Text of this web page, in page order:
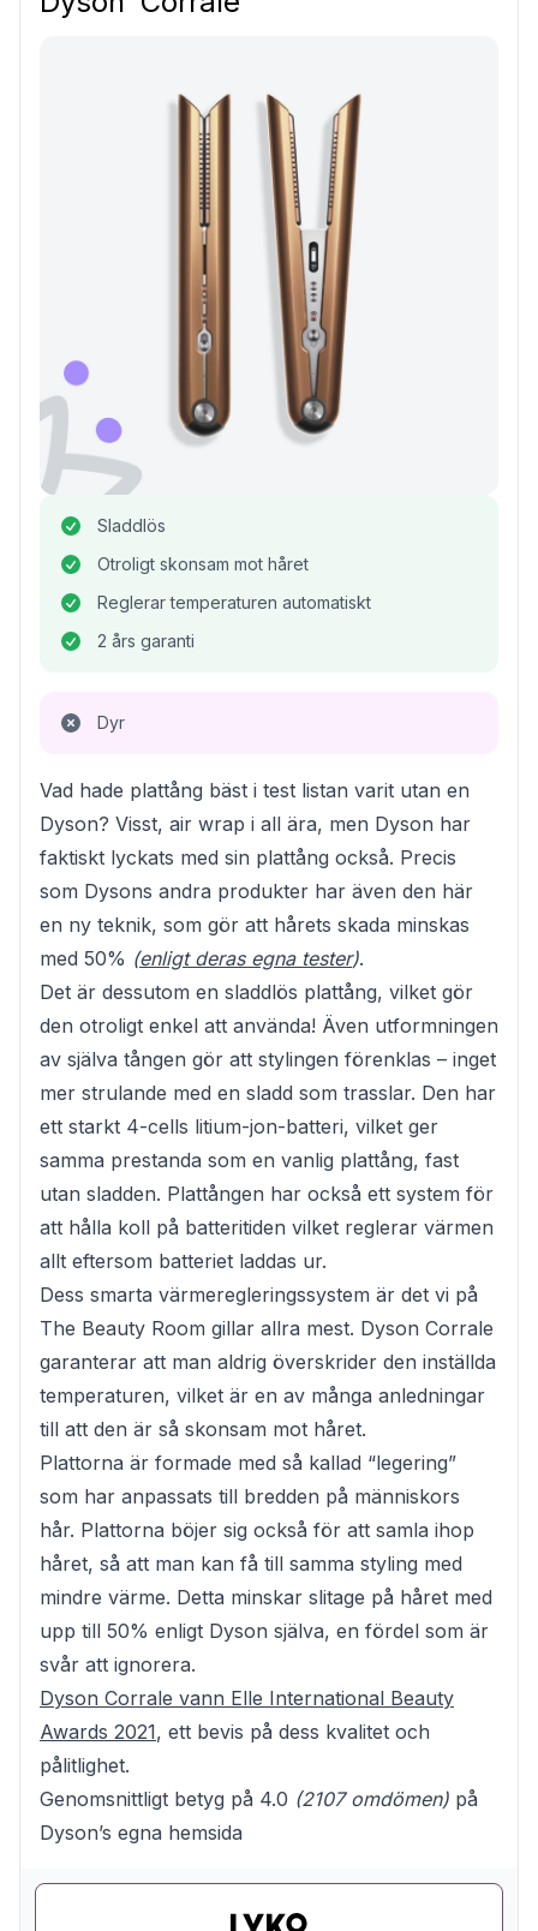
Sladdlös
Otroligt skonsam mot håret
Reglerar temperaturen automatiskt
2 års garanti
Dyr
Vad hade plattång bäst i test listan varit utan en
Dyson? Visst, air wrap i all ära, men Dyson har
faktiskt lyckats med sin plattång också. Precis
som Dysons andra produkter har även den här
en ny teknik, som gör att hårets skada minskas
med 50% (enligt deras egna tester).
Det är dessutom en sladdlös plattång, vilket gör
den otroligt enkel att använda! Även utformningen
av själva tången gör att stylingen förenklas – inget
mer strulande med en sladd som trasslar. Den har
ett starkt 4-cells litium-jon-batteri, vilket ger
samma prestanda som en vanlig plattång, fast
utan sladden. Plattången har också ett system för
att hålla koll på batteritiden vilket reglerar värmen
allt eftersom batteriet laddas ur.
Dess smarta värmeregleringssystem är det vi på
The Beauty Room gillar allra mest. Dyson Corrale
garanterar att man aldrig överskrider den inställda
temperaturen, vilket är en av många anledningar
till att den är så skonsam mot håret.
Plattorna är formade med så kallad “legering”
som har anpassats till bredden på människors
hår. Plattorna böjer sig också för att samla ihop
håret, så att man kan få till samma styling med
mindre värme. Detta minskar slitage på håret med
upp till 50% enligt Dyson själva, en fördel som är
svår att ignorera.
Dyson Corrale vann Elle International Beauty
Awards 2021, ett bevis på dess kvalitet och
pålitlighet.
Genomsnittligt betyg på 4.0 (2107 omdömen) på
Dyson’s egna hemsida